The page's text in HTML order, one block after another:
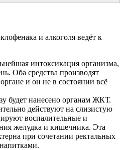
и алкоголя ведёт к
интоксикация организма,
Оба средства производят
и он не в состоянии всё
будет нанесено органам ЖКТ.
действуют на слизистую
воспалительные и
желудка и кишечника. Эта
при сочетании ректальных